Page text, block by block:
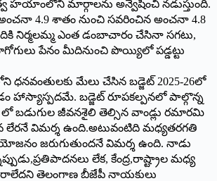
హయాంలోని మార్గాలను అన్వేషించి నడుస్తుంది.
4.9 శాతం నుంచి సవరించిన అంచనా 4.8
నిర్మలమ్మ ఎంత డంబాచారం చేసినా సగటు,
పేనం మీదినుంచి పొయ్యిలో పడ్డట్టు
ధనవంతులకు మేలు చేసిన బడ్జెట్‌ 2025-26‌లో
హాస్యాస్పదమే. బడ్జెట్‌ ‌రూపకల్పనలో పాల్గొన్న
లో బడుగుల జీవనశైలి తెల్సిన వాండ్లు రమారమి
లేరనే విమర్శ ఉంది.అటువంటిది మధ్యతరగతి
జరుగుతుందనే విమర్శ ఉంది. నాడు
లేక, కేంద్ర,రాష్ట్రాల మధ్య
రాలేదని తెలంగాణ బీజేపీ నాయకులు